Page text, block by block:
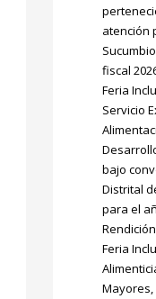
atención
fiscal
Feria
Servicio
bajo
Distrital
para el
Feria
Mayores,